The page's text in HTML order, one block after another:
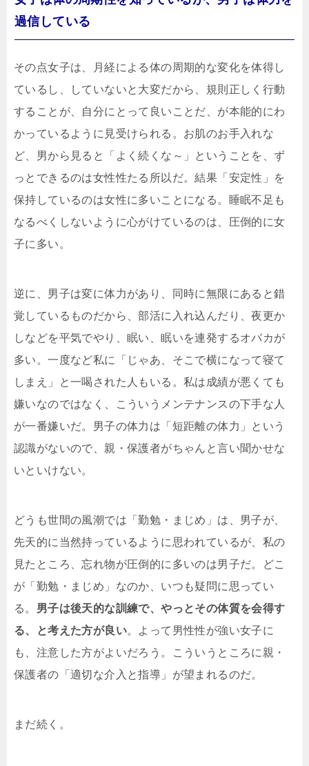
過信している
その点女子は、月経による体の周期的な変化を体得し
ているし、していないと大変だから、規則正しく行動
することが、自分にとって良いことだ、が本能的にわ
かっているように見受けられる。お肌のお手入れな
ど、男から見ると「よく続くな～」ということを、ず
っとできるのは女性性たる所以だ。結果「安定性」を
保持しているのは女性に多いことになる。睡眠不足も
なるべくしないように心がけているのは、圧倒的に女
子に多い。
逆に、男子は変に体力があり、同時に無限にあると錯
覚しているものだから、部活に入れ込んだり、夜更か
しなどを平気でやり、眠い、眠いを連発するオバカが
多い。一度など私に「じゃあ、そこで横になって寝て
しまえ」と一喝された人もいる。私は成績が悪くても
嫌いなのではなく、こういうメンテナンスの下手な人
が一番嫌いだ。男子の体力は「短距離の体力」という
認識がないので、親・保護者がちゃんと言い聞かせな
いといけない。
どうも世間の風潮では「勤勉・まじめ」は、男子が、
先天的に当然持っているように思われているが、私の
見たところ、忘れ物が圧倒的に多いのは男子だ。どこ
が「勤勉・まじめ」なのか、いつも疑問に思ってい
る。 男子は後天的な訓練で、やっとその体質を会得す
る、と考えた方が良い。よって男性性が強い女子に
も、注意した方がよいだろう。こういうところに親・
保護者の「適切な介入と指導」が望まれるのだ。
まだ続く。